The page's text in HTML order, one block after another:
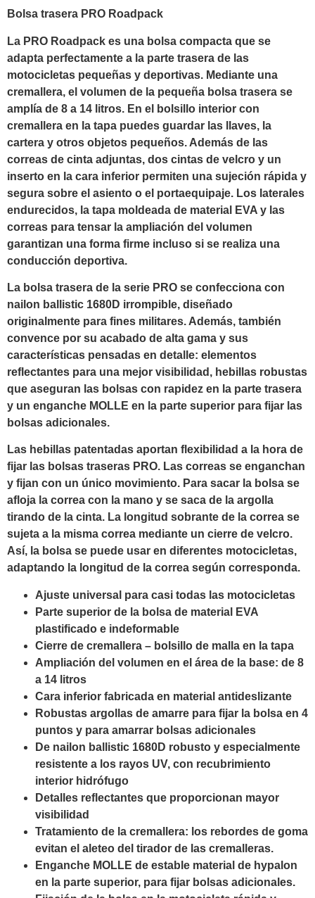
Bolsa trasera PRO Roadpack
La PRO Roadpack es una bolsa compacta que se
adapta perfectamente a la parte trasera de las
motocicletas pequeñas y deportivas. Mediante una
cremallera, el volumen de la pequeña bolsa trasera se
amplía de 8 a 14 litros. En el bolsillo interior con
cremallera en la tapa puedes guardar las llaves, la
cartera y otros objetos pequeños. Además de las
correas de cinta adjuntas, dos cintas de velcro y un
inserto en la cara inferior permiten una sujeción rápida y
segura sobre el asiento o el portaequipaje. Los laterales
endurecidos, la tapa moldeada de material EVA y las
correas para tensar la ampliación del volumen
garantizan una forma firme incluso si se realiza una
conducción deportiva.
La bolsa trasera de la serie PRO se confecciona con
nailon ballistic 1680D irrompible, diseñado
originalmente para fines militares. Además, también
convence por su acabado de alta gama y sus
características pensadas en detalle: elementos
reflectantes para una mejor visibilidad, hebillas robustas
que aseguran las bolsas con rapidez en la parte trasera
y un enganche MOLLE en la parte superior para fijar las
bolsas adicionales.
Las hebillas patentadas aportan flexibilidad a la hora de
fijar las bolsas traseras PRO. Las correas se enganchan
y fijan con un único movimiento. Para sacar la bolsa se
afloja la correa con la mano y se saca de la argolla
tirando de la cinta. La longitud sobrante de la correa se
sujeta a la misma correa mediante un cierre de velcro.
Así, la bolsa se puede usar en diferentes motocicletas,
adaptando la longitud de la correa según corresponda.
Ajuste universal para casi todas las motocicletas
Parte superior de la bolsa de material EVA
plastificado e indeformable
Cierre de cremallera – bolsillo de malla en la tapa
Ampliación del volumen en el área de la base: de 8
a 14 litros
Cara inferior fabricada en material antideslizante
Robustas argollas de amarre para fijar la bolsa en 4
puntos y para amarrar bolsas adicionales
De nailon ballistic 1680D robusto y especialmente
resistente a los rayos UV, con recubrimiento
interior hidrófugo
Detalles reflectantes que proporcionan mayor
visibilidad
Tratamiento de la cremallera: los rebordes de goma
evitan el aleteo del tirador de las cremalleras.
Enganche MOLLE de estable material de hypalon
en la parte superior, para fijar bolsas adicionales.